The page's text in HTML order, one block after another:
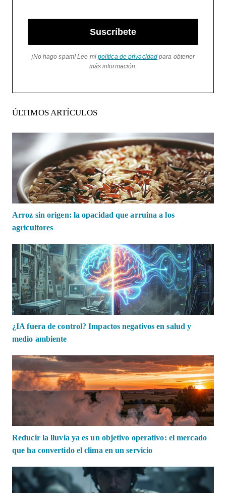
Suscríbete
¡No hago spam! Lee mi política de privacidad para obtener
más información.
ÚLTIMOS ARTÍCULOS
Arroz sin origen: la opacidad que arruina a los
agricultores
¿IA fuera de control? Impactos negativos en salud y
medio ambiente
Reducir la lluvia ya es un objetivo operativo: el mercado
que ha convertido el clima en un servicio